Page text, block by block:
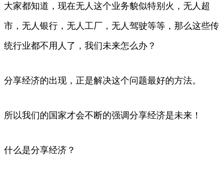
大家都知道，现在无人这个业务貌似特别火，无人超
市，无人银行，无人工厂，无人驾驶等等，那么这些传
统行业都不用人了，我们未来怎么办？
分享经济的出现，正是解决这个问题最好的方法。
所以我们的国家才会不断的强调分享经济是未来！
什么是分享经济？